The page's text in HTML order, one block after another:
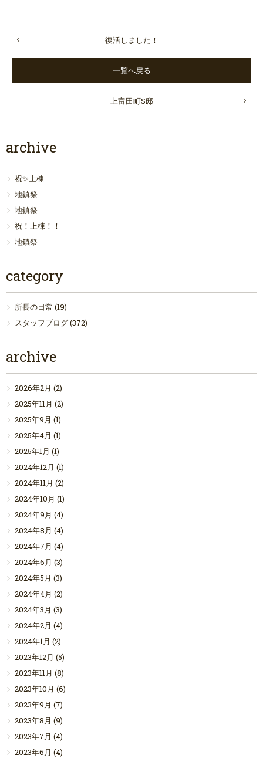
復活しました！
一覧へ戻る
上富田町S邸
archive
祝✨上棟
地鎮祭
地鎮祭
祝！上棟！！
地鎮祭
category
所長の日常 (19)
スタッフブログ(372)
archive
2026年2月 (2)
2025年11月 (2)
2025年9月 (1)
2025年4月 (1)
2025年1月 (1)
2024年12月 (1)
2024年11月 (2)
2024年10月 (1)
2024年9月 (4)
2024年8月 (4)
2024年7月 (4)
2024年6月 (3)
2024年5月 (3)
2024年4月 (2)
2024年3月 (3)
2024年2月 (4)
2024年1月 (2)
2023年12月 (5)
2023年11月 (8)
2023年10月 (6)
2023年9月 (7)
2023年8月 (9)
2023年7月 (4)
2023年6月 (4)